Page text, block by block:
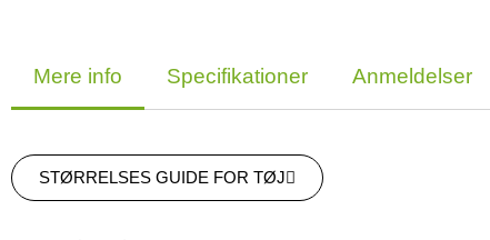
Mere info Specifikationer Anmeldelser
STØRRELSES GUIDE FOR TØJ